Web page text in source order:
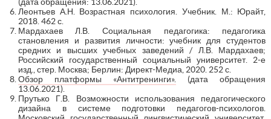
Леонтьев А.Н. Возрастная психология. Учебник. М.: Юрайт,
2018. 462 с.
Мардахаев Л.В. Социальная педагогика: педагогика
становления и развития личности: учебник для студентов
средних и высших учебных заведений / Л.В. Мардахаев;
Российский государственный социальный университет. 2-е
изд., стер. Москва; Берлин: Директ-Медиа, 2020. 252 с.
Обзор платформы «Антитренинги».
(дата обращения
13.06.2021).
Прутько Г.В. Возможности использования педагогического
дизайна в системе подготовки педагогов-психологов.